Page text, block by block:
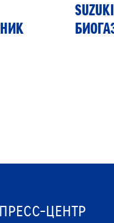
ПРЕСС-ЦЕНТР